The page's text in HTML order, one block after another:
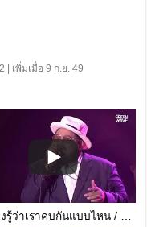
| เพิ่มเมื่อ 9 ก.ย. 49
ไม่ต้องรู้ว่าเราคบกันแบบไหน / ป๊อบโอ๊ต - Cover Night Live : Big Brother